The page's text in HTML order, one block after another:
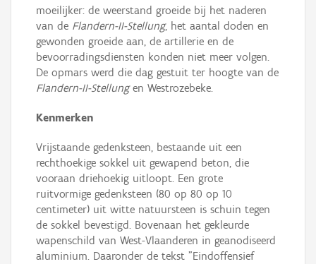
moeilijker: de weerstand groeide bij het naderen
van de Flandern-II-Stellung, het aantal doden en
gewonden groeide aan, de artillerie en de
bevoorradingsdiensten konden niet meer volgen.
De opmars werd die dag gestuit ter hoogte van de
Flandern-II-Stellungen Westrozebeke.
Kenmerken
Vrijstaande gedenksteen, bestaande uit een
rechthoekige sokkel uit gewapend beton, die
vooraan driehoekig uitloopt. Een grote
ruitvormige gedenksteen (80 op 80 op 10
centimeter) uit witte natuursteen is schuin tegen
de sokkel bevestigd. Bovenaan het gekleurde
wapenschild van West-Vlaanderen in geanodiseerd
aluminium. Daaronder de tekst "Eindoffensief